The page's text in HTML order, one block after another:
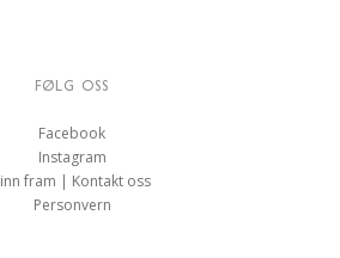
FØLG OSS
Facebook
Instagram
fram | Kontakt oss
Personvern